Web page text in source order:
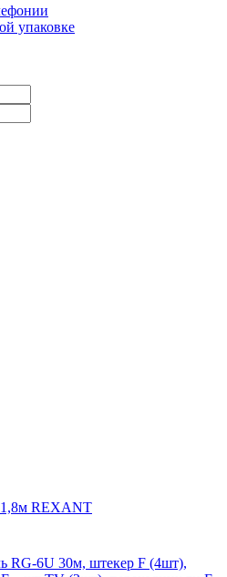
упаковке
REXANT
RG-6U 30м, штекер F (4шт),